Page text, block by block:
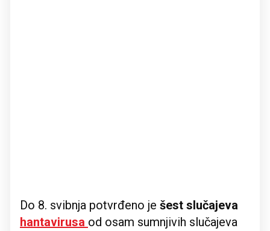
Do 8. svibnja potvrđeno je šest slučajeva
hantavirusa od osam sumnjivih slučajeva